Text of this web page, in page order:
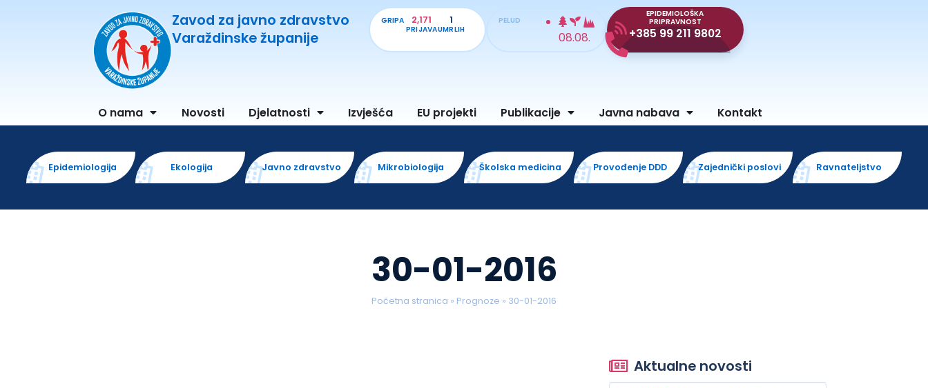
Zavod za javno zdravstvo
Varaždinske županije
GRIPA
PRIJAVA
2,171
UMRLIH
1 PELUD
08.08.
EPIDEMIOLOŠKA
PRIPRAVNOST
+385 99 211 9802
O nama Novosti Djelatnosti Izvješća EU projekti Publikacije Javna nabava Kontakt
Epidemiologija Ekologija Javno zdravstvo Mikrobiologija Školska medicina Provođenje DDD Zajednički poslovi Ravnateljstvo
30-01-2016
Početna stranica » Prognoze » 30-01-2016
Aktualne novosti